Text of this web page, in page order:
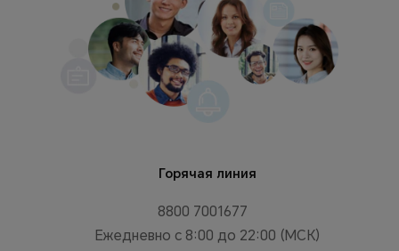
Горячая линия
8800 7001677
Ежедневно с 8:00 до 22:00 (МСК)